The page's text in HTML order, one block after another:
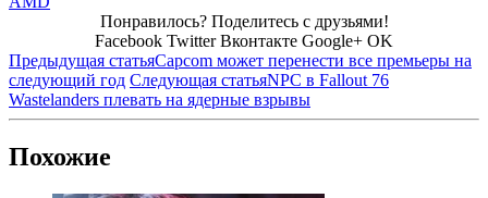
Понравилось? Поделитесь с друзьями!
Facebook Twitter Вконтакте Google+ OK
Предыдущая статьяCapcom может перенести все премьеры на
следующий год Следующая статьяNPC в Fallout 76
Wastelanders плевать на ядерные взрывы
Похожие